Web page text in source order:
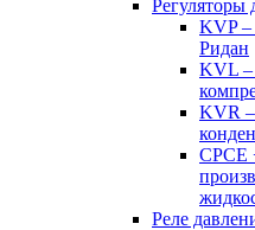
Регуляторы
KVP –
Ридан
KVL –
KVR –
CPCE
Реле